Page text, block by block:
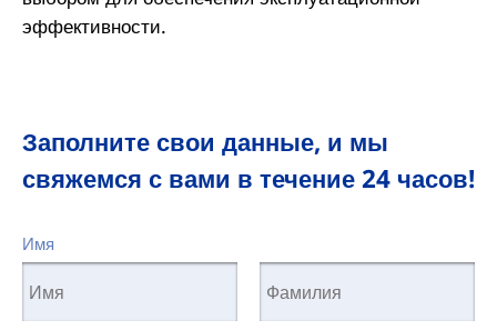
эффективности.
Заполните свои данные, и мы
свяжемся с вами в течение 24 часов!
Имя